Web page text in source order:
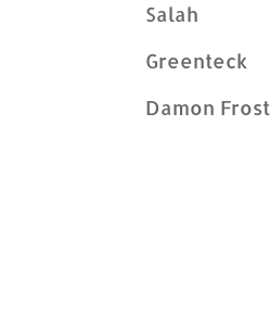
Salah
Greenteck
Damon Frost